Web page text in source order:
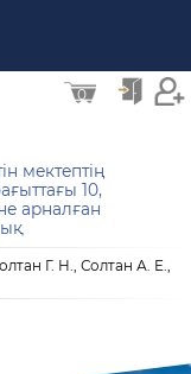
0
мектептің
10,
арналған
Г. Н., Солтан А. Е.,